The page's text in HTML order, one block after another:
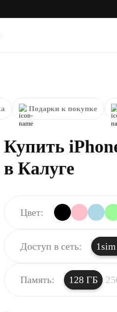
Подарки к покупке
Купить
в Калуге
Цвет:
Доступ в сеть:
Память: 128 ГБ